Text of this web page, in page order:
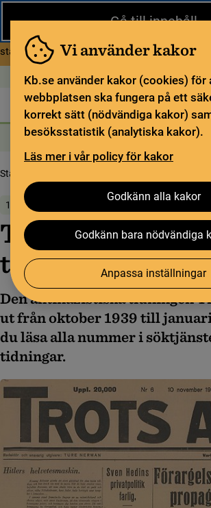
Gå till innehåll
Under sommaren har KB begränsad service
öppettider. Vissa veckor är en del funktioner
stängda.Läs mer om Begränsad service i
Vi använder kakor
Kb.se använder kakor (cookies) för
webbplatsen ska fungera på ett
korrekt sätt (nödvändiga kakor)
besöksstatistik (analytiska kakor).
Läs mer i vår policy för kakor
Godkänn alla kakor
Godkänn bara nödvändiga
Anpassa inställningar
Öppet idag: 9–18In English
Biblioteket För bibliotekssektorn
Sök Sök
Söktjänster
Startsida
15 mars 2024
Trots allt! i KB:s
tidningstjänst
Den antinazistiska tidningen
ut från oktober 1939 till
du läsa alla nummer i
tidningar.